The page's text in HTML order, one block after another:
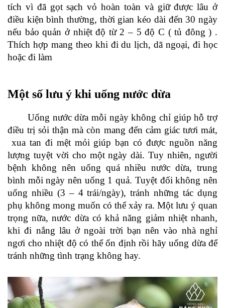
tích vì đã gọt sạch vỏ hoàn toàn và giữ được lâu ở
điều kiện bình thường, thời gian kéo dài đến 30 ngày
nếu bảo quản ở nhiệt độ từ 2 – 5 độ C ( tủ đông ) .
Thích hợp mang theo khi đi du lịch, dã ngoại, đi học
hoặc đi làm
Một số lưu ý khi uống nước dừa
Uống nước dừa mỗi ngày không chỉ giúp hỗ trợ
điều trị sỏi thận mà còn mang đến cảm giác tươi mát,
xua tan đi mệt mỏi giúp bạn có được nguồn năng
lượng tuyệt vời cho một ngày dài. Tuy nhiên, người
bệnh không nên uống quá nhiều nước dừa, trung
bình mỗi ngày nên uống 1 quả. Tuyệt đối không nên
uống nhiều (3 – 4 trái/ngày), tránh những tác dụng
phụ không mong muốn có thể xảy ra. Một lưu ý quan
trọng nữa, nước dừa có khả năng giảm nhiệt nhanh,
khi đi nắng lâu ở ngoài trời bạn nên vào nhà nghỉ
ngơi cho nhiệt độ có thể ổn định rồi hãy uống dừa để
tránh những tình trạng không hay.